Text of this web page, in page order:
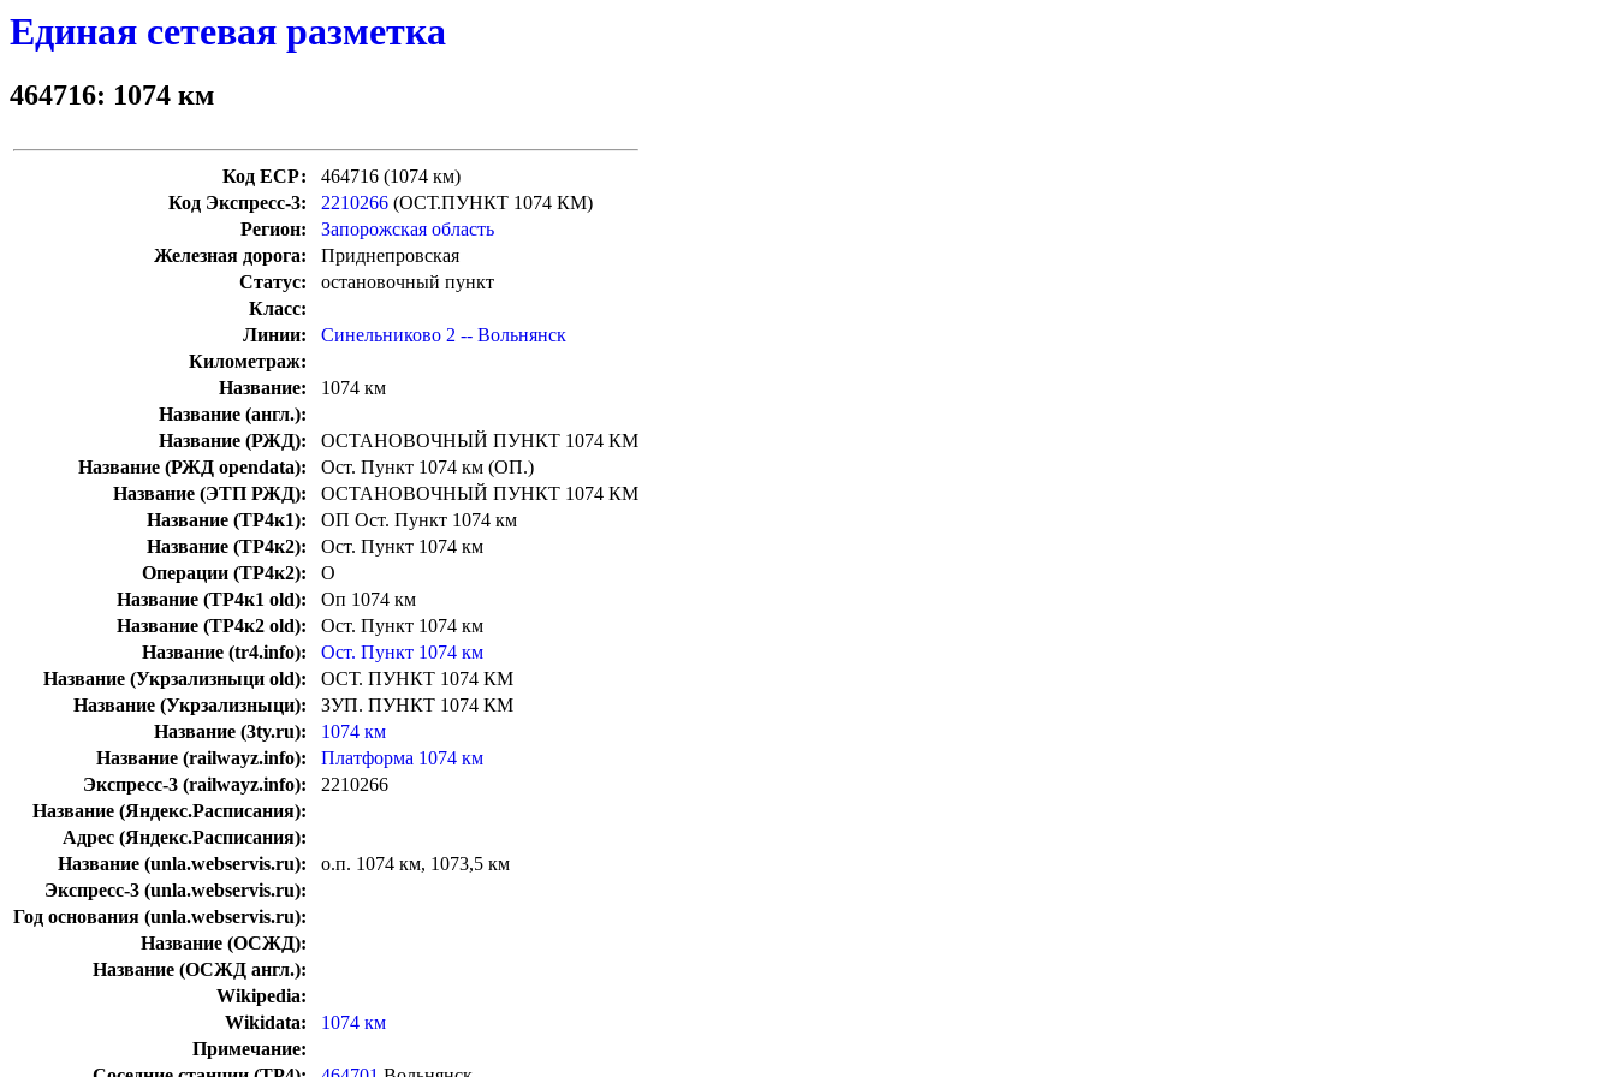
Единая сетевая разметка
464716: 1074 км
Код ЕСР:
464716 (1074 км)
Код Экспресс-3:
2210266 (ОСТ.ПУНКТ 1074 КМ)
Регион:
Запорожская область
Железная дорога:
Приднепровская
Статус:
остановочный пункт
Класс:
Линии:
Синельниково 2 -- Вольнянск
Километраж:
Название:
1074 км
Название (англ.):
Название (РЖД):
ОСТАНОВОЧНЫЙ ПУНКТ 1074 КМ
Название (РЖД opendata):
Ост. Пункт 1074 км (ОП.)
Название (ЭТП РЖД):
ОСТАНОВОЧНЫЙ ПУНКТ 1074 КМ
Название (ТР4к1):
ОП Ост. Пункт 1074 км
Название (ТР4к2):
Ост. Пункт 1074 км
Операции (ТР4к2):
О
Название (ТР4к1 old):
Оп 1074 км
Название (ТР4к2 old):
Ост. Пункт 1074 км
Название (tr4.info):
Ост. Пункт 1074 км
Название (Укрзализныци old):
ОСТ. ПУНКТ 1074 КМ
Название (Укрзализныци):
ЗУП. ПУНКТ 1074 КМ
Название (3ty.ru):
1074 км
Название (railwayz.info):
Платформа 1074 км
Экспресс-3 (railwayz.info):
2210266
Название (Яндекс.Расписания):
Адрес (Яндекс.Расписания):
Название (unla.webservis.ru):
о.п. 1074 км, 1073,5 км
Экспресс-3 (unla.webservis.ru):
Год основания (unla.webservis.ru):
Название (ОСЖД):
Название (ОСЖД англ.):
Wikipedia:
Wikidata:
1074 км
Примечание: